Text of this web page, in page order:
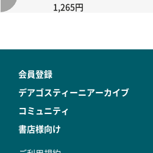
1,265円
会員登録
デアゴスティーニアーカイブ
コミュニティ
書店様向け